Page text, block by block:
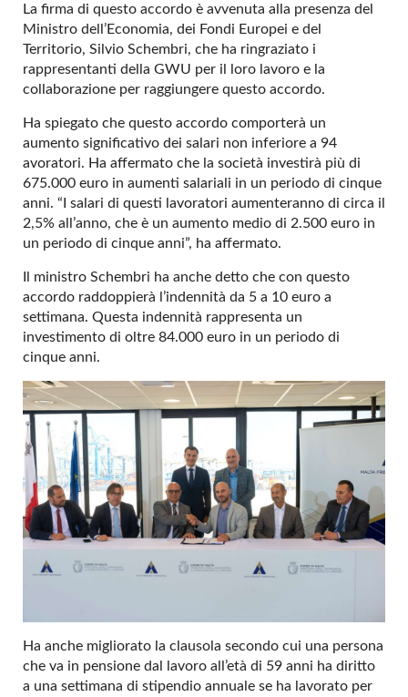
La firma di questo accordo è avvenuta alla presenza del
Ministro dell’Economia, dei Fondi Europei e del
Territorio, Silvio Schembri, che ha ringraziato i
rappresentanti della GWU per il loro lavoro e la
collaborazione per raggiungere questo accordo.
Ha spiegato che questo accordo comporterà un
aumento significativo dei salari non inferiore a 94
avoratori. Ha affermato che la società investirà più di
675.000 euro in aumenti salariali in un periodo di cinque
anni. “I salari di questi lavoratori aumenteranno di circa il
2,5% all’anno, che è un aumento medio di 2.500 euro in
un periodo di cinque anni”, ha affermato.
Il ministro Schembri ha anche detto che con questo
accordo raddoppierà l’indennità da 5 a 10 euro a
settimana. Questa indennità rappresenta un
investimento di oltre 84.000 euro in un periodo di
cinque anni.
Ha anche migliorato la clausola secondo cui una persona
che va in pensione dal lavoro all’età di 59 anni ha diritto
a una settimana di stipendio annuale se ha lavorato per